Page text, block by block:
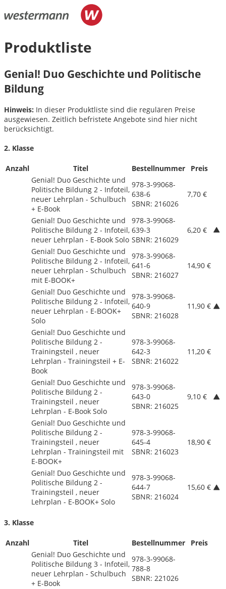
Produktliste
Genial! Duo Geschichte und Politische
Bildung
Hinweis: In dieser Produktliste sind die regulären Preise
ausgewiesen. Zeitlich befristete Angebote sind hier nicht
berücksichtigt.
2. Klasse
Anzahl Titel Bestellnummer
Preis
Genial! Duo Geschichte und
Politische Bildung 2 - Infoteil,
neuer Lehrplan - Schulbuch
+ E-Book
978-3-99068-
638-6
SBNR: 216026
7,70 €
Genial! Duo Geschichte und
Politische Bildung 2 - Infoteil,
neuer Lehrplan - E-Book Solo
978-3-99068-
639-3
SBNR: 216029
6,20 €
Genial! Duo Geschichte und
Politische Bildung 2 - Infoteil,
neuer Lehrplan - Schulbuch
mit E-BOOK+
978-3-99068-
641-6
SBNR: 216027
14,90 €
Genial! Duo Geschichte und
Politische Bildung 2 - Infoteil,
neuer Lehrplan - E-BOOK+
Solo
978-3-99068-
640-9
SBNR: 216028
11,90 €
Genial! Duo Geschichte und
Politische Bildung 2 -
Trainingsteil , neuer
Lehrplan - Trainingsteil + E-
Book
978-3-99068-
642-3
SBNR: 216022
11,20 €
Genial! Duo Geschichte und
Politische Bildung 2 -
Trainingsteil , neuer
Lehrplan - E-Book Solo
978-3-99068-
643-0
SBNR: 216025
9,10 €
Genial! Duo Geschichte und
Politische Bildung 2 -
Trainingsteil , neuer
Lehrplan - Trainingsteil mit
E-BOOK+
978-3-99068-
645-4
SBNR: 216023
18,90 €
Genial! Duo Geschichte und
Politische Bildung 2 -
Trainingsteil , neuer
Lehrplan - E-BOOK+ Solo
978-3-99068-
644-7
SBNR: 216024
15,60 €
3. Klasse
Anzahl Titel Bestellnummer
Preis
Genial! Duo Geschichte und
Politische Bildung 3 - Infoteil,
neuer Lehrplan - Schulbuch
+ E-Book
978-3-99068-
788-8
SBNR: 221026